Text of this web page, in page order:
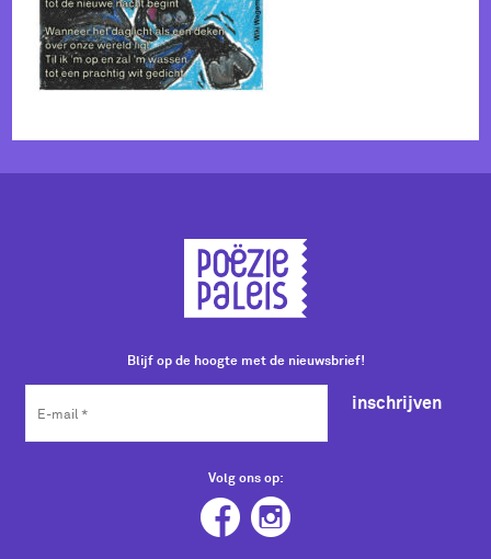
Blijf op de hoogte met de nieuwsbrief!
inschrijven
Volg ons op: